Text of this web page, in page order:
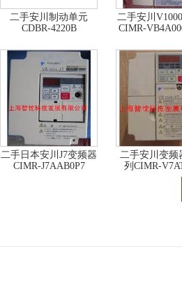
二手安川制动单元
CDBR-4220B
二手安川
CIMR-
二手日本安川J7变频器
CIMR-J7AAB0P7
二手安川变频
列CIMR-